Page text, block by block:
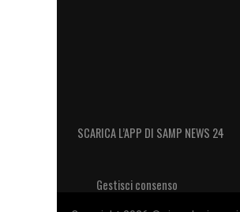
SCARICA L’APP DI SAMP NEWS 24
Gestisci consenso